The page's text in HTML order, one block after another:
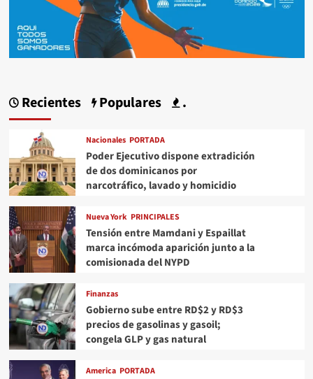
Recientes Populares .
Nacionales PORTADA
Poder Ejecutivo dispone extradición
de dos dominicanos por
narcotráfico, lavado y homicidio
Nueva York PRINCIPALES
Tensión entre Mamdani y Espaillat
marca incómoda aparición junto a la
comisionada del NYPD
Finanzas
Gobierno sube entre RD$2 y RD$3
precios de gasolinas y gasoil;
congela GLP y gas natural
America PORTADA